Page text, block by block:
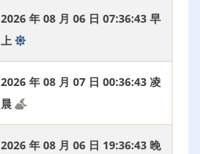
2026 年 08 月 06 日 07:36:44 早
上
2026 年 08 月 07 日 00:36:44 凌
晨
2026 年 08 月 06 日 19:36:44 晚